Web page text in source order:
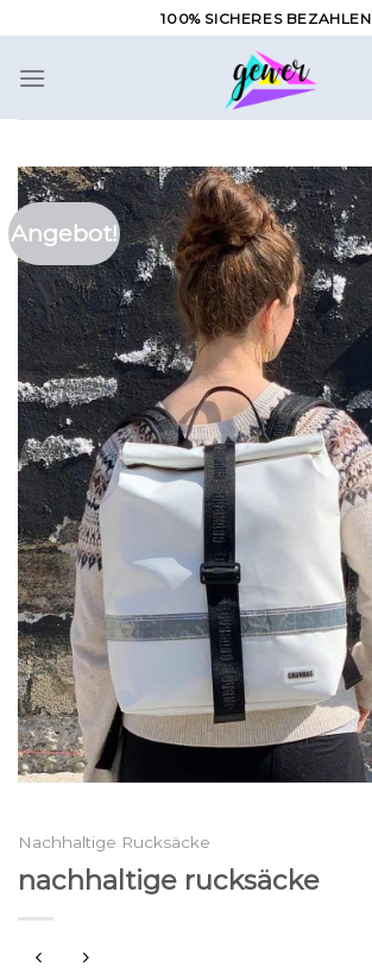
Inhalt
springen
100% SICHERES BEZAHLEN
Angebot!
Nachhaltige Rucksäcke
nachhaltige rucksäcke